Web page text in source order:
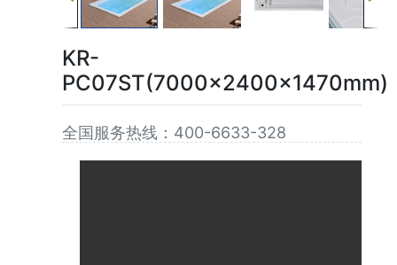
KR-
PC07ST(7000x2400x1470mm)
全国服务热线：400-6633-328